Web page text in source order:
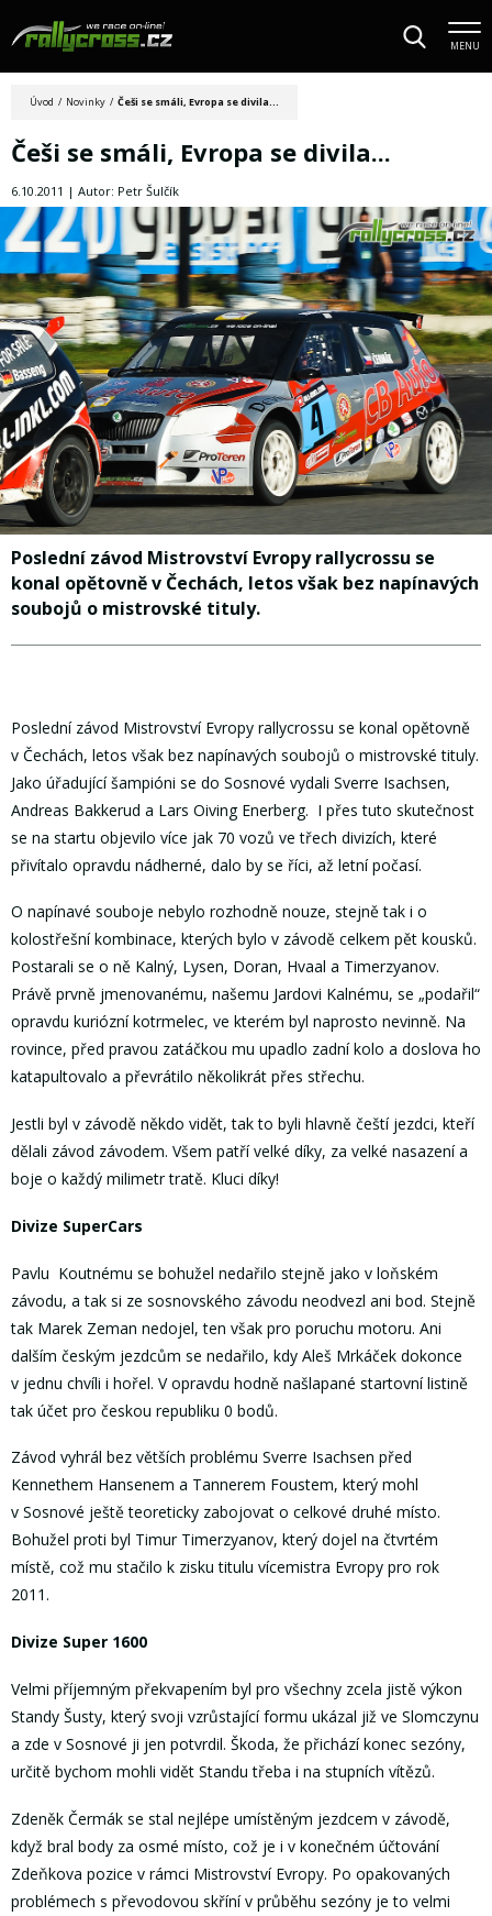
MENU
Úvod / Novinky / Češi se smáli, Evropa se divila...
Češi se smáli, Evropa se divila...
6.10.2011 | Autor: Petr Šulčík
Poslední závod Mistrovství Evropy rallycrossu se
konal opětovně v Čechách, letos však bez napínavých
soubojů o mistrovské tituly.
Poslední závod Mistrovství Evropy rallycrossu se konal opětovně
v Čechách, letos však bez napínavých soubojů o mistrovské tituly.
Jako úřadující šampióni se do Sosnové vydali Sverre Isachsen,
Andreas Bakkerud a Lars Oiving Enerberg. I přes tuto skutečnost
se na startu objevilo více jak 70 vozů ve třech divizích, které
přivítalo opravdu nádherné, dalo by se říci, až letní počasí.
O napínavé souboje nebylo rozhodně nouze, stejně tak i o
kolostřešní kombinace, kterých bylo v závodě celkem pět kousků.
Postarali se o ně Kalný, Lysen, Doran, Hvaal a Timerzyanov.
Právě prvně jmenovanému, našemu Jardovi Kalnému, se „podařil“
opravdu kuriózní kotrmelec, ve kterém byl naprosto nevinně. Na
rovince, před pravou zatáčkou mu upadlo zadní kolo a doslova ho
katapultovalo a převrátilo několikrát přes střechu.
Jestli byl v závodě někdo vidět, tak to byli hlavně čeští jezdci, kteří
dělali závod závodem. Všem patří velké díky, za velké nasazení a
boje o každý milimetr tratě. Kluci díky!
Divize SuperCars
Pavlu Koutnému se bohužel nedařilo stejně jako v loňském
závodu, a tak si ze sosnovského závodu neodvezl ani bod. Stejně
tak Marek Zeman nedojel, ten však pro poruchu motoru. Ani
dalším českým jezdcům se nedařilo, kdy Aleš Mrkáček dokonce
v jednu chvíli i hořel. V opravdu hodně našlapané startovní listině
tak účet pro českou republiku 0 bodů.
Závod vyhrál bez větších problému Sverre Isachsen před
Kennethem Hansenem a Tannerem Foustem, který mohl
v Sosnové ještě teoreticky zabojovat o celkové druhé místo.
Bohužel proti byl Timur Timerzyanov, který dojel na čtvrtém
místě, což mu stačilo k zisku titulu vícemistra Evropy pro rok
2011.
Divize Super 1600
Velmi příjemným překvapením byl pro všechny zcela jistě výkon
Standy Šusty, který svoji vzrůstající formu ukázal již ve Slomczynu
a zde v Sosnové ji jen potvrdil. Škoda, že přichází konec sezóny,
určitě bychom mohli vidět Standu třeba i na stupních vítězů.
Zdeněk Čermák se stal nejlépe umístěným jezdcem v závodě,
když bral body za osmé místo, což je i v konečném účtování
Zdeňkova pozice v rámci Mistrovství Evropy. Po opakovaných
problémech s převodovou skříní v průběhu sezóny je to velmi